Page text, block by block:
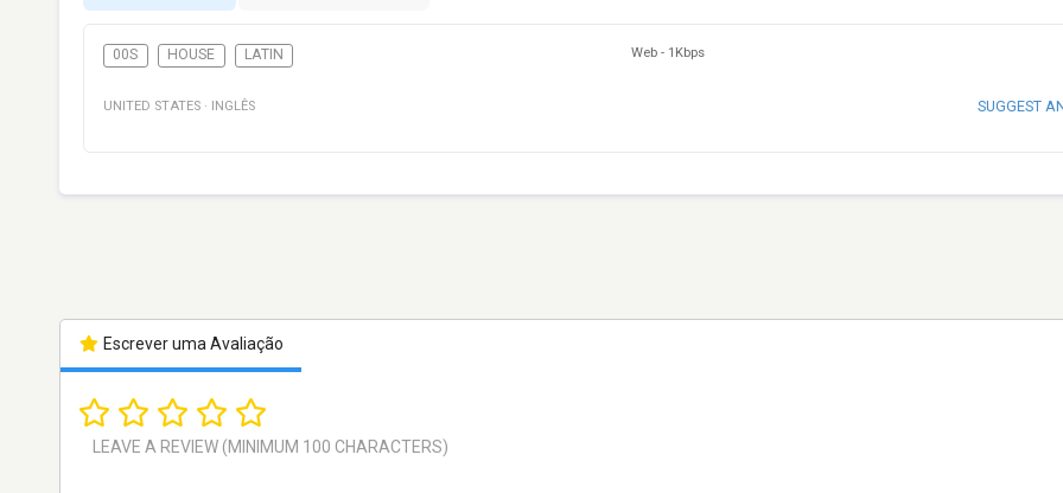
00S HOUSE LATIN Web - 1Kbps
UNITED STATES · INGLÊS SUGGEST
Escrever uma Avaliação